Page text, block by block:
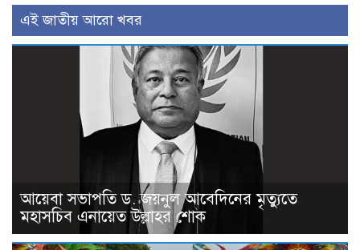
এই জাতীয় আরো খবর
আয়েবা সভাপতি ড. জয়নুল আবেদিনের মৃত্যুতে
মহাসচিব এনায়েত উল্লাহর শোক